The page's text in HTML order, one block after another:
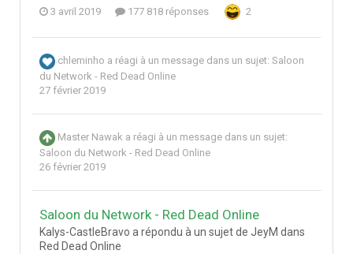
3 avril 2019 177 818 réponses 2
chleminho a réagi à un message dans un sujet: Saloon
du Network - Red Dead Online
27 février 2019
Master Nawak a réagi à un message dans un sujet:
Saloon du Network - Red Dead Online
26 février 2019
Saloon du Network - Red Dead Online
Kalys-CastleBravo a répondu à un sujet de JeyM dans
Red Dead Online